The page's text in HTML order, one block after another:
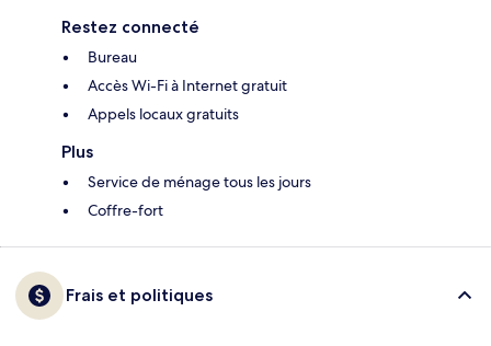
Restez connecté
Bureau
Accès Wi-Fi à Internet gratuit
Appels locaux gratuits
Plus
Service de ménage tous les jours
Coffre-fort
Frais et politiques